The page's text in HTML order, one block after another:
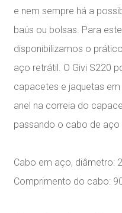
e nem sempre há a
baús ou bolsas. Para
disponibilizamos o
aço retrátil. O Givi S220
capacetes e jaquetas
anel na correia do
passando o cabo de
Cabo em aço, diâmetro:
Comprimento do cabo: